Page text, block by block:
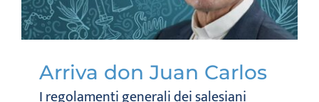
Arriva don Juan Carlos